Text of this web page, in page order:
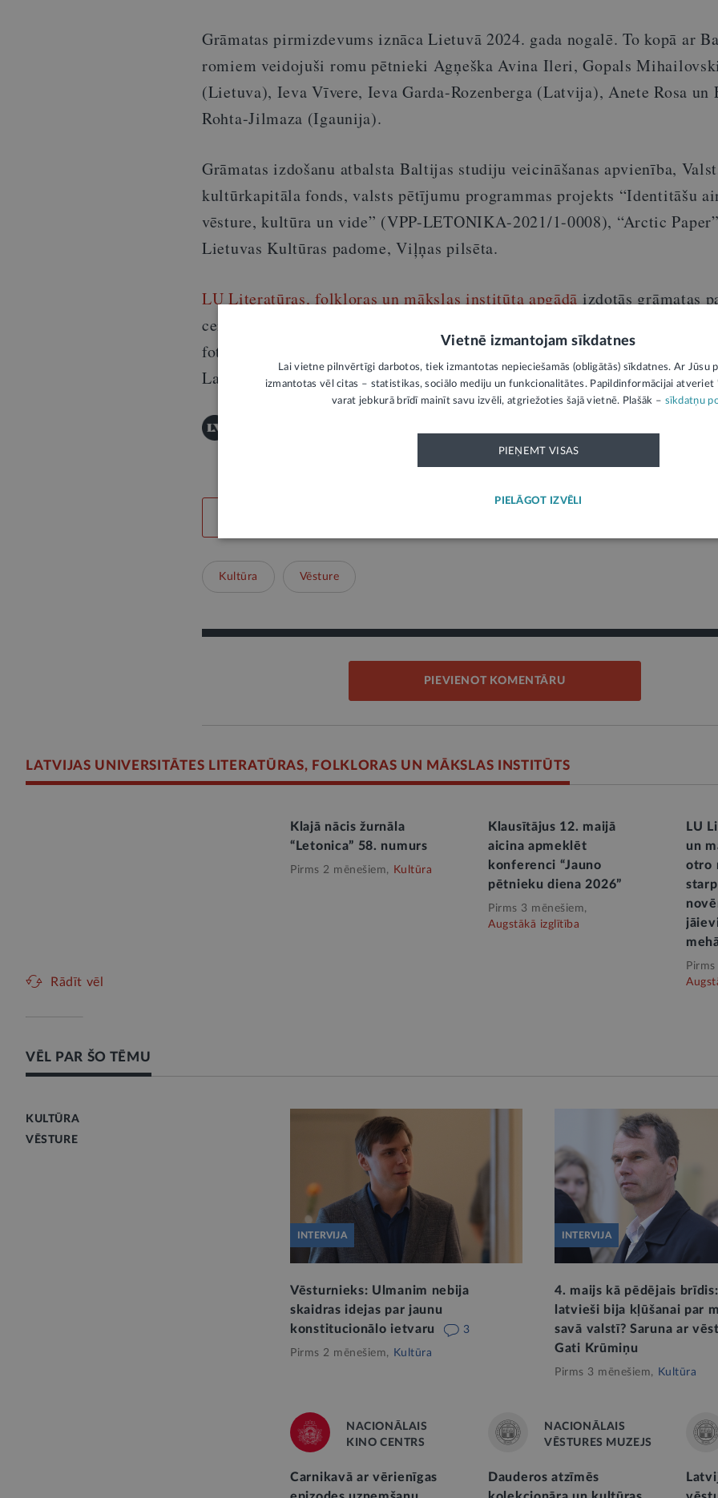
Grāmatas pirmizdevums iznāca Lietuvā 2024. gada nogalē. To kopā ar
romiem veidojuši romu pētnieki Agņeška Avina Ileri, Gopals
(Lietuva), Ieva Vīvere, Ieva Garda-Rozenberga (Latvija), Anete Rosa un
Rohta-Jilmaza (Igaunija).
Grāmatas izdošanu atbalsta Baltijas studiju veicināšanas apvienība,
kultūrkapitāla fonds, valsts pētījumu programmas projekts “Identitāšu
vēsture, kultūra un vide” (VPP-LETONIKA-2021/1-0008), “Arctic
Lietuvas Kultūras padome, Viļņas pilsēta.
LU Literatūras, folkloras un mākslas institūta apgādā izdotās grāmatas
cenām, tostarp jaunā fotogrāmata “(Ne)redzamās vēstures. Baltijas romi
fotogrāfijās”, būs pieejamas iegādei Rīgas Grāmatu svētku laikā 24. un
Latvijas Nacionālajā bibliotēkā.
Kultūra Vēsture
PIEVIENOT KOMENTĀRU
LATVIJAS UNIVERSITĀTES LITERATŪRAS, FOLKLORAS UN MĀKSLAS INSTITŪTS
Klajā nācis žurnāla
“Letonica” 58. numurs
Pirms 2 mēnešiem, Kultūra
Klausītājus 12. maijā
aicina apmeklēt
konferenci “Jauno
pētnieku diena 2026”
Pirms 3 mēnešiem,
Augstākā izglītība
LU
un
otro
Rādīt vēl
VĒL PAR ŠO TĒMU
KULTŪRA
VĒSTURE
INTERVIJA
Vēsturnieks: Ulmanim nebija
skaidras idejas par jaunu
konstitucionālo ietvaru
3
Pirms 2 mēnešiem, Kultūra
INTERVIJA
4. maijs kā pēdējais
latvieši bija kļūšanai par
savā valstī? Saruna ar
Gati Krūmiņu
Pirms 3 mēnešiem, Kultūra
NACIONĀLAIS
KINO CENTRS
Carnikavā ar vērienīgas
NACIONĀLAIS
VĒSTURES MUZEJS
Dauderos atzīmēs
Vietnē izmantojam sīkdatnes
Lai vietne pilnvērtīgi darbotos, tiek izmantotas nepieciešamās (obligātās) sīkdatnes. Ar Jūsu
izmantotas vēl citas – statistikas, sociālo mediju un funkcionalitātes. Papildinformācijai atveriet
varat jebkurā brīdī mainīt savu izvēli, atgriežoties šajā vietnē. Plašāk – sīkdatņu
PIEŅEMT VISAS
PIELĀGOT IZVĒLI